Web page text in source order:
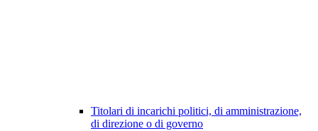
Titolari di incarichi politici, di amministrazione,
di direzione o di governo